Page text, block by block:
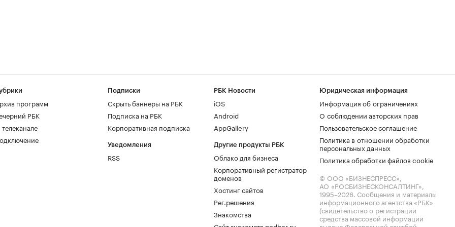
программ
РБК
Подписки
Скрыть баннеры на РБК
Подписка на РБК
Корпоративная подписка
Уведомления
RSS
РБК Новости
iOS
Android
AppGallery
Другие продукты РБК
Облако для бизнеса
Корпоративный регистратор
доменов
Хостинг сайтов
Рег.решения
Знакомства
Юридическая информация
Информация об ограничениях
О соблюдении авторских прав
Пользовательское соглашение
Политика в отношении обработки
персональных данных
Политика обработки файлов cookie
© ООО «БИЗНЕСПРЕСС»,
АО «РОСБИЗНЕСКОНСАЛТИНГ»,
1995–2026. Сообщения и материалы
информационного агентства «РБК»
(свидетельство о регистрации
средства массовой информации